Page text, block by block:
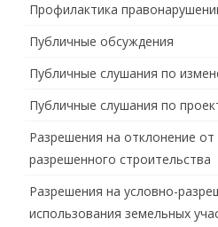
Профилактика
Публичные обсуждения
Публичные слушания по
Публичные слушания по
Разрешения на отклонение
разрешенного строительства
Разрешения на условно-
использования земельных